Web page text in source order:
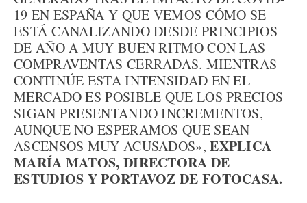
19 EN ESPAÑA Y QUE VEMOS CÓMO SE
ESTÁ CANALIZANDO DESDE PRINCIPIOS
DE AÑO A MUY BUEN RITMO CON LAS
COMPRAVENTAS CERRADAS. MIENTRAS
CONTINÚE ESTA INTENSIDAD EN EL
MERCADO ES POSIBLE QUE LOS PRECIOS
SIGAN PRESENTANDO INCREMENTOS,
AUNQUE NO ESPERAMOS QUE SEAN
ASCENSOS MUY ACUSADOS»,EXPLICA
MARÍA MATOS, DIRECTORA DE
ESTUDIOS Y PORTAVOZ DE FOTOCASA.